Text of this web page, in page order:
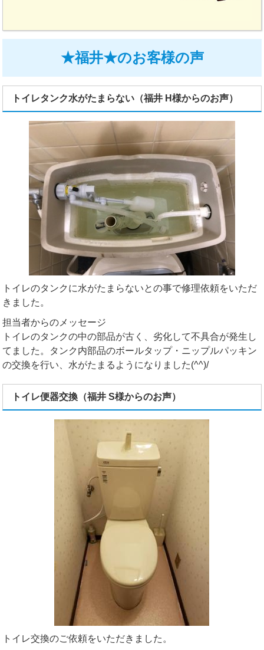
★福井★のお客様の声
トイレタンク水がたまらない（福井 H様からのお声）
トイレのタンクに水がたまらないとの事で修理依頼をいただ
きました。
担当者からのメッセージ
トイレのタンクの中の部品が古く、劣化して不具合が発生し
てました。タンク内部品のボールタップ・ニップルパッキン
の交換を行い、水がたまるようになりました(^^)/
トイレ便器交換（福井 S様からのお声）
トイレ交換のご依頼をいただきました。